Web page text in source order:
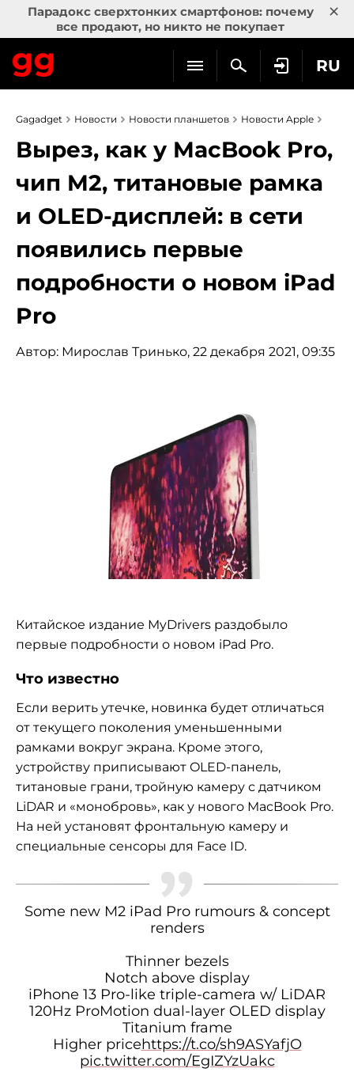
Парадокс сверхтонких смартфонов: почему
все продают, но никто не покупает
×
RU
Gagadget Новости Новости планшетов Новости Apple
Вырез, как у MacBook Pro,
чип M2, титановые рамка
и OLED-дисплей: в сети
появились первые
подробности о новом iPad
Pro
Автор: Мирослав Тринько, 22 декабря 2021, 09:35
Китайское издание MyDrivers раздобыло
первые подробности о новом iPad Pro.
Что известно
Если верить утечке, новинка будет отличаться
от текущего поколения уменьшенными
рамками вокруг экрана. Кроме этого,
устройству приписывают OLED-панель,
титановые грани, тройную камеру с датчиком
LiDAR и «монобровь», как у нового MacBook Pro.
На ней установят фронтальную камеру и
специальные сенсоры для Face ID.
Some new M2 iPad Pro rumours & concept
renders
Thinner bezels
Notch above display
iPhone 13 Pro-like triple-camera w/ LiDAR
120Hz ProMotion dual-layer OLED display
Titanium frame
Higher pricehttps://t.co/sh9ASYafjO
pic.twitter.com/EgIZYzUakc